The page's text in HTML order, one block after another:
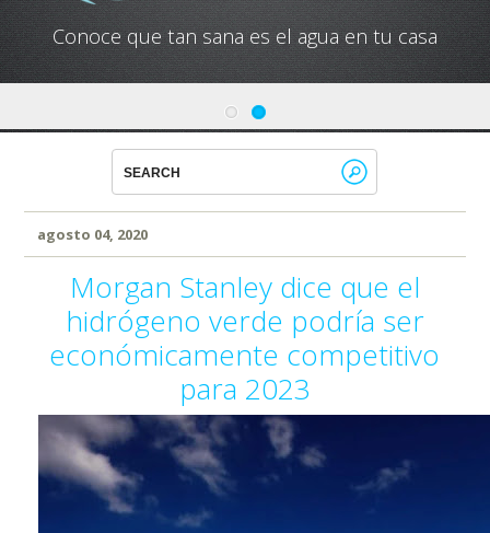
Conoce que tan sana es el agua en tu casa
Conoce cual es el mejor calentador solar de
agosto 04, 2020
Morgan Stanley dice que el
hidrógeno verde podría ser
económicamente competitivo
para 2023